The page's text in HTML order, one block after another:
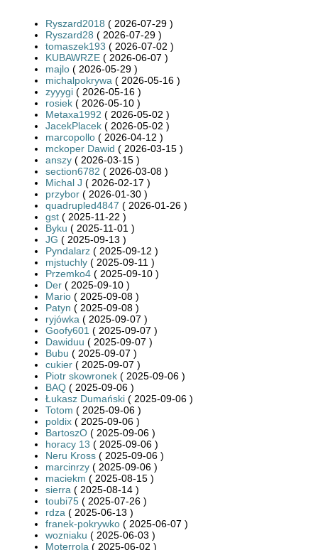
Ryszard2018 ( 2026-07-29 )
Ryszard28 ( 2026-07-29 )
tomaszek193 ( 2026-07-02 )
KUBAWRZE ( 2026-06-07 )
majlo ( 2026-05-29 )
michalpokrywa ( 2026-05-16 )
zyyygi ( 2026-05-16 )
rosiek ( 2026-05-10 )
Metaxa1992 ( 2026-05-02 )
JacekPlacek ( 2026-05-02 )
marcopollo ( 2026-04-12 )
mckoper Dawid ( 2026-03-15 )
anszy ( 2026-03-15 )
section6782 ( 2026-03-08 )
Michal J ( 2026-02-17 )
przybor ( 2026-01-30 )
quadrupled4847 ( 2026-01-26 )
gst ( 2025-11-22 )
Byku ( 2025-11-01 )
JG ( 2025-09-13 )
Pyndalarz ( 2025-09-12 )
mjstuchly ( 2025-09-11 )
Przemko4 ( 2025-09-10 )
Der ( 2025-09-10 )
Mario ( 2025-09-08 )
Patyn ( 2025-09-08 )
ryjówka ( 2025-09-07 )
Goofy601 ( 2025-09-07 )
Dawiduu ( 2025-09-07 )
Bubu ( 2025-09-07 )
cukier ( 2025-09-07 )
Piotr skowronek ( 2025-09-06 )
BAQ ( 2025-09-06 )
Łukasz Dumański ( 2025-09-06 )
Totom ( 2025-09-06 )
poldix ( 2025-09-06 )
BartoszO ( 2025-09-06 )
horacy 13 ( 2025-09-06 )
Neru Kross ( 2025-09-06 )
marcinrzy ( 2025-09-06 )
maciekm ( 2025-08-15 )
sierra ( 2025-08-14 )
toubi75 ( 2025-07-26 )
rdza ( 2025-06-13 )
franek-pokrywko ( 2025-06-07 )
wozniaku ( 2025-06-03 )
Moterrola ( 2025-06-02 )